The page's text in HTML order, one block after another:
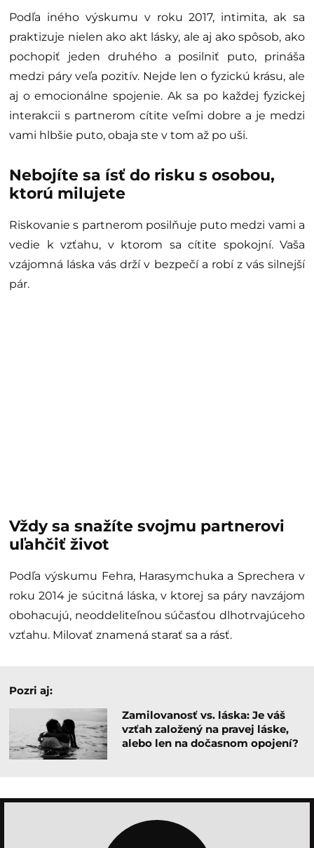
Podľa iného výskumu v roku 2017, intimita, ak sa
praktizuje nielen ako akt lásky, ale aj ako spôsob, ako
pochopiť jeden druhého a posilniť puto, prináša
medzi páry veľa pozitív. Nejde len o fyzickú krásu, ale
aj o emocionálne spojenie. Ak sa po každej fyzickej
interakcii s partnerom cítite veľmi dobre a je medzi
vami hlbšie puto, obaja ste v tom až po uši.
Nebojíte sa ísť do risku s osobou,
ktorú milujete
Riskovanie s partnerom posilňuje puto medzi vami a
vedie k vzťahu, v ktorom sa cítite spokojní. Vaša
vzájomná láska vás drží v bezpečí a robí z vás silnejší
pár.
Vždy sa snažíte svojmu partnerovi
uľahčiť život
Podľa výskumu Fehra, Harasymchuka a Sprechera v
roku 2014 je súcitná láska, v ktorej sa páry navzájom
obohacujú, neoddeliteľnou súčasťou dlhotrvajúceho
vzťahu. Milovať znamená starať sa a rásť.
Pozri aj:
Zamilovanosť vs. láska: Je váš
vzťah založený na pravej láske,
alebo len na dočasnom opojení?